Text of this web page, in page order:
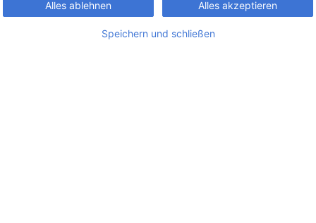
Alles ablehnen Alles akzeptieren
Speichern und schließen